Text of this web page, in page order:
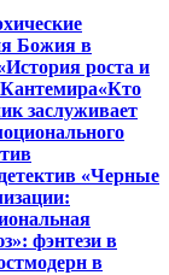
Божия в
роста и
«Кто
заслуживает
«Черные
фэнтези в
в